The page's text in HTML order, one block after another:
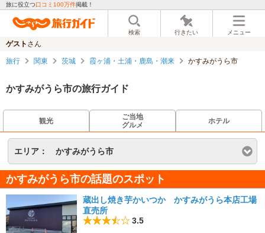
旅に役立つ口コミ100万件掲載！
検索 行きたい メニュー
ゲスト さん
旅行 関東 茨城 霞ヶ浦・土浦・鹿島・潮来 かすみがうら市
かすみがうら市の旅行ガイド
観光
ご当地
グルメ
ホテル
エリア： かすみがうら市
かすみがうら市の話題のスポット
蔵出し焼き芋かいつか かすみがうら本店工場
直売所
3.5